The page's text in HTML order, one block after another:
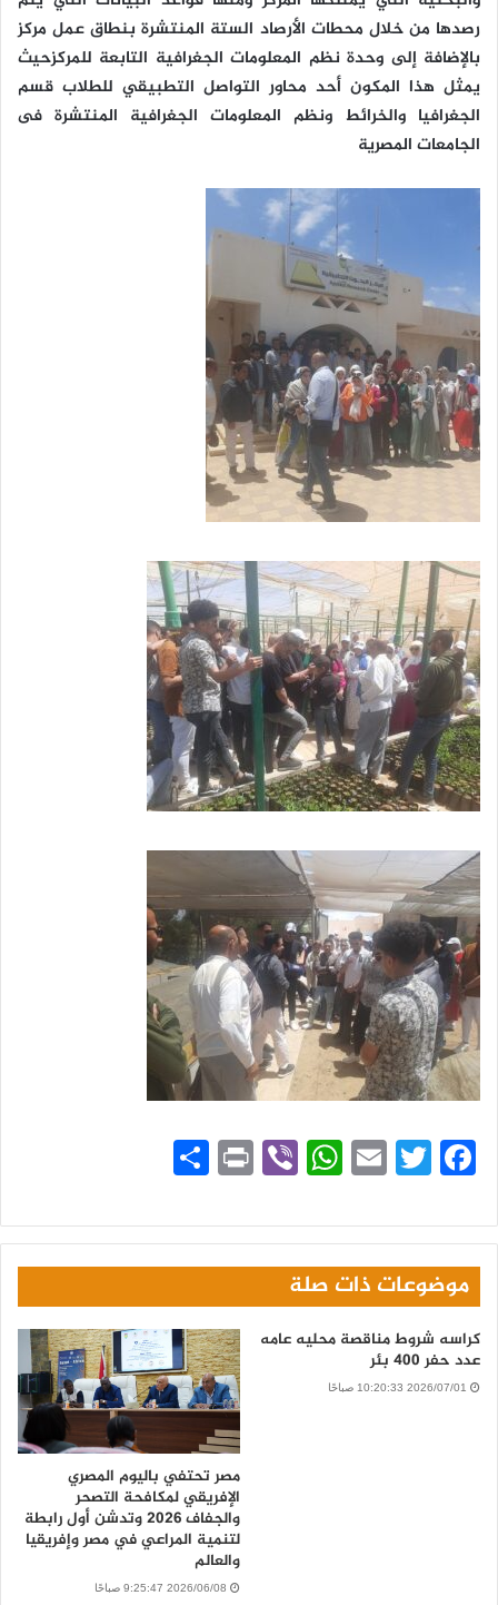
رصدها من خلال محطات الأرصاد الستة المنتشرة بنطاق عمل مركز
بالإضافة إلى وحدة نظم المعلومات الجغرافية التابعة للمركزحيث
يمثل هذا المكون أحد محاور التواصل التطبيقي للطلاب قسم
الجغرافيا والخرائط ونظم المعلومات الجغرافية المنتشرة فى
الجامعات المصرية
Fa
ce
bo
ok
T
wi
tte
r
E
m
ail
W
ha
ts
A
pp
Vi
be
r
Pr
in
t ر
موضوعات ذات صلة
كراسه شروط مناقصة محليه عامه
عدد حفر 400 بئر
2026/07/01 10:20:33 صباحًا
مصر تحتفي باليوم المصري
الإفريقي لمكافحة التصحر
والجفاف 2026 وتدشن أول رابطة
لتنمية المراعي في مصر وإفريقيا
والعالم
2026/06/08 9:25:47 صباحًا